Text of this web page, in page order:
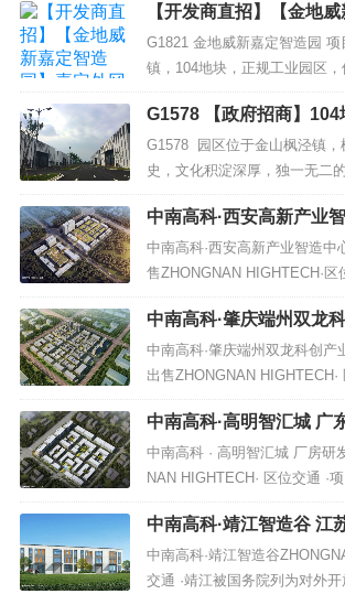
售。总建筑:14588平方，占地
楼:2062平方，8500元/平含税
4.52号楼:3322平方，80...
【开发商直招】【金地
嘉定外冈安亭104地块可
房750平米起租 G1821
G1821 金地威新嘉定智造园
镇，104地块，正规工业园区，
建筑面积7.4万平方米，全新，
性价比。房型： 4层/栋、6层/
高： 底楼7.2米，楼上高度4.8
部（2部客梯，2部2T货梯）承
G1578 【政府招商】104
区丙二类单层厂房出租
栋出租
G1578 园区位于金山枫泾镇，
史，文化积淀深厚，独一无二
的水乡古镇，周边配套齐全，
校等应俱全。地理位置优越，
S36通达，为上海西南门户。
铁站。园区一共8栋厂房，总建
中南高科·西安高新产业
高新区厂房研发办公楼出
中南高科·西安高新产业智造中
售ZHONGNAN HIGHTECH·区
西部地区经济总量蕞大的科技
准成立的国家级高新区之一-西
环线、西成、西武、西渝4条
到机场城际、西法城际、西商
城高速、西...
中南高科·肇庆端州双龙
庆端州研发办公厂房研发
中南高科·肇庆端州双龙科创产
出售ZHONGNAN HIGHTECH·
肇庆端州，粤港澳大湾区建设
发展基地、珠江西岸产业承载
移承载基地。通广佛肇高速、
时间通往深圳、东莞、珠海、
与世界商贸...
中南高科·高明智汇城 广
发办公楼出售
中南高科 · 高明智汇城 厂房研
NAN HIGHTECH· 区位交通 ·
于大湾区向西发展的必经之路
口及地铁（规划中的西安站）
口，半小时通达珠三角枢纽（
（佛山西站）、90分钟到广州
中南高科·靖江智造谷 江
公厂房出售
中南高科·靖江智造谷
交通 ·靖江被国务院列为对外开